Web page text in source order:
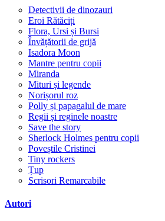
Detectivii de dinozauri
Eroi Rătăciți
Flora, Ursi și Bursi
Învățătorii de grijă
Isadora Moon
Mantre pentru copii
Miranda
Mituri și legende
Norișorul roz
Polly și papagalul de mare
Regii și reginele noastre
Save the story
Sherlock Holmes pentru copii
Poveștile Cristinei
Tiny rockers
Țup
Scrisori Remarcabile
Autori